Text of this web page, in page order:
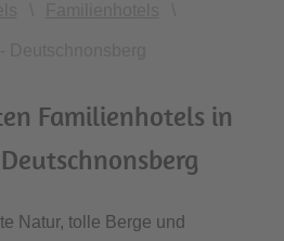
Familienhotels in
Natur, tolle Berge und